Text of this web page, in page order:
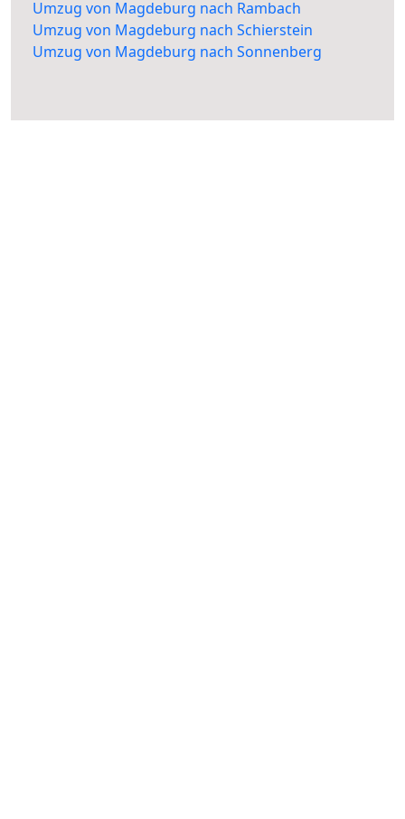
Umzug von Magdeburg nach Rambach
Umzug von Magdeburg nach Schierstein
Umzug von Magdeburg nach Sonnenberg